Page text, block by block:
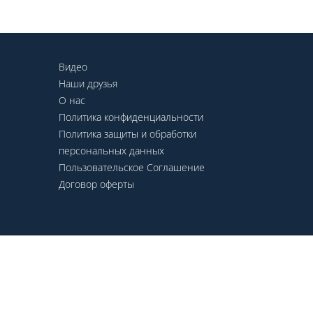
Видео
Наши друзья
О нас
Политика конфиденциальности
Политика защиты и обработки
персональных данных
Пользовательское Соглашение
Договор оферты